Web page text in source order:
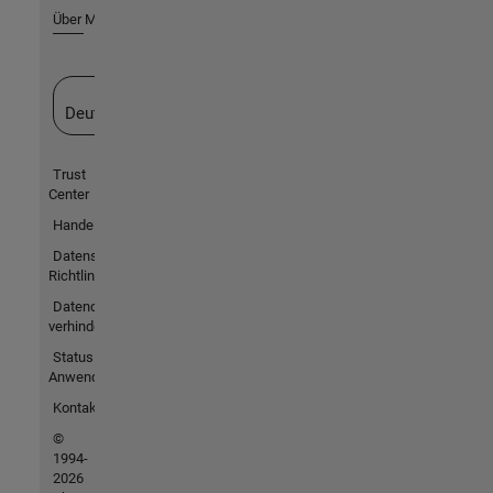
Über MathWorks
Deutschland
Trust
Center
Handelsmarken
Datenschutz-
Richtlinien
Datendiebstahl
verhindern
Status von
Anwendungen
Kontakt
©
1994-
2026